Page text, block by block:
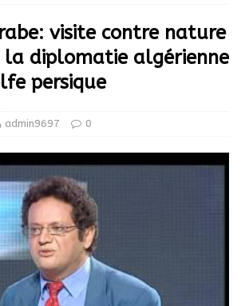
visite contre nature
la diplomatie algérienne
persique
admin9697 0